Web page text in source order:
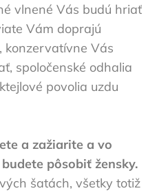
vlnené Vás budú hriať
Vám doprajú
konzervatívne Vás
spoločenské odhalia
povolia uzdu
a zažiarite a vo
pôsobiť žensky.
šatách, všetky totiž